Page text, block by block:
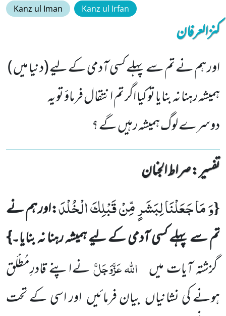
Kanz ul Iman Kanz ul Irfan
کنزالعرفان
اور ہم نے تم سے پہلے کسی آدمی کے لیے (دنیا میں )
ہمیشہ رہنا نہ بنایا تو کیا اگر تم انتقال فرماؤ تو یہ
دوسرے لوگ ہمیشہ رہیں گے ؟
تفسیر : ‎صراط الجنان
{وَ مَا جَعَلْنَا لِبَشَرٍ مِّنْ قَبْلِكَ الْخُلْدَ:اور ہم نے
تم سے پہلے کسی آدمی کے لیے ہمیشہ رہنا نہ بنایا۔}
گزشتہ آیات میں اللہعَزَّوَجَلَّنے اپنے قادرِمُطْلَق
ہونے کی نشانیاں بیان فرمائیں اور اسی کے تحت